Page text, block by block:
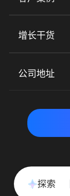
心理机构
实时私域带货
增长干货
公司地址
北京地址：北京
All
探索